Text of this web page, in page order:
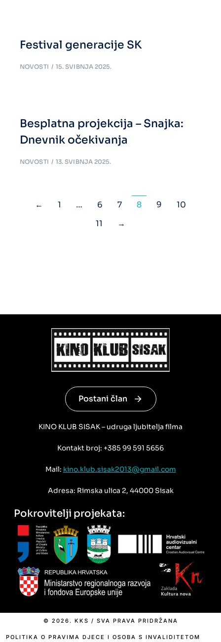
Festival generacije SK
NOVOSTI 15. SVIBNJA 2025.
Besplatna projekcija – Snajka:
Dnevnik očekivanja
NOVOSTI 13. SVIBNJA 2025.
← 1 … 6 7 8 9
10
11
→
Postani član
KINO KLUB SISAK – udruga ljubitelja filma
Kontakt broj: +385 99 591 5656
Mail: kino.klub.sisak2013@gmail.com
Adresa: Rimska ulica 2, 44000 Sisak
Pokrovitelji projekata:
© 2026. KKS / SVA PRAVA PRIDRŽANA
POLITIKA O PRAVIMA DJECE I OSOBA S INVALIDITETOM